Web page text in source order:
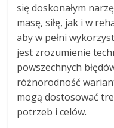
się doskonałym
masę, siłę, jak i w
aby w pełni
jest zrozumienie
powszechnych
różnorodność
mogą dostosować
potrzeb i celów.